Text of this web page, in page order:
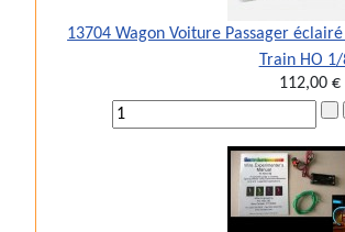
13704 Wagon Voiture Passager
Train HO
112,00 €